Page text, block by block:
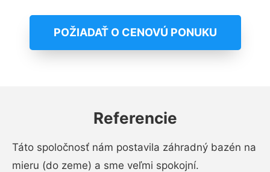
POŽIADAŤ O CENOVÚ PONUKU
Referencie
Táto spoločnosť nám postavila záhradný bazén na
mieru (do zeme) a sme veľmi spokojní.